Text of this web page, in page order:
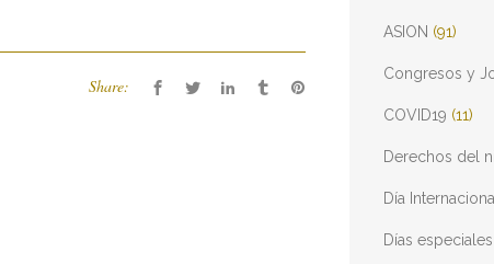
Share:
ASION (91)
Congresos y
COVID19 (11)
Derechos del
Día
Días especiales